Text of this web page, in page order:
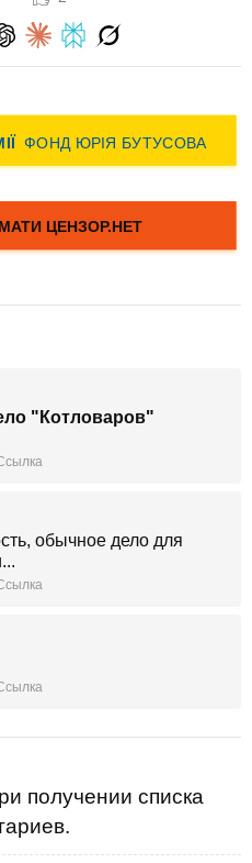
"Котловаров"
обычное дело для
получении списка